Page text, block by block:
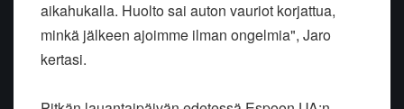
aikahukalla. Huolto sai auton vauriot korjattua,
minkä jälkeen ajoimme ilman ongelmia", Jaro
kertasi.